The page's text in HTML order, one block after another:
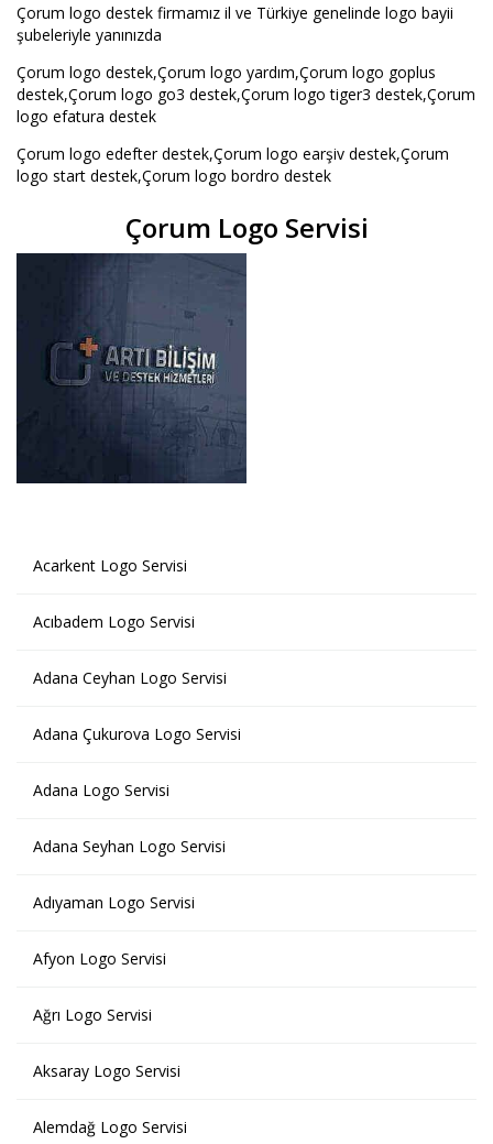
Çorum logo destek firmamız il ve Türkiye genelinde logo bayii
şubeleriyle yanınızda
Çorum logo destek,Çorum logo yardım,Çorum logo goplus
destek,Çorum logo go3 destek,Çorum logo tiger3 destek,Çorum
logo efatura destek
Çorum logo edefter destek,Çorum logo earşiv destek,Çorum
logo start destek,Çorum logo bordro destek
Çorum Logo Servisi
Acarkent Logo Servisi
Acıbadem Logo Servisi
Adana Ceyhan Logo Servisi
Adana Çukurova Logo Servisi
Adana Logo Servisi
Adana Seyhan Logo Servisi
Adıyaman Logo Servisi
Afyon Logo Servisi
Ağrı Logo Servisi
Aksaray Logo Servisi
Alemdağ Logo Servisi